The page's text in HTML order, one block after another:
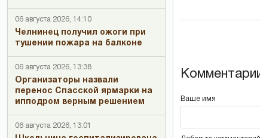
06 августа 2026, 14:10
Челнинец получил ожоги при
тушении пожара на балконе
06 августа 2026, 13:38
Организаторы назвали
перенос Спасской ярмарки на
ипподром верным решением
06 августа 2026, 13:01
Ваше имя